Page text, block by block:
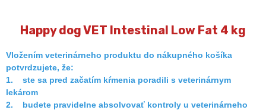
Happy dog VET Intestinal Low Fat 4 kg
Vložením veterinárneho produktu do nákupného košíka
potvrdzujete, že:
1. ste sa pred začatím kŕmenia poradili s veterinárnym
lekárom
2. budete pravidelne absolvovať kontroly u veterinárneho